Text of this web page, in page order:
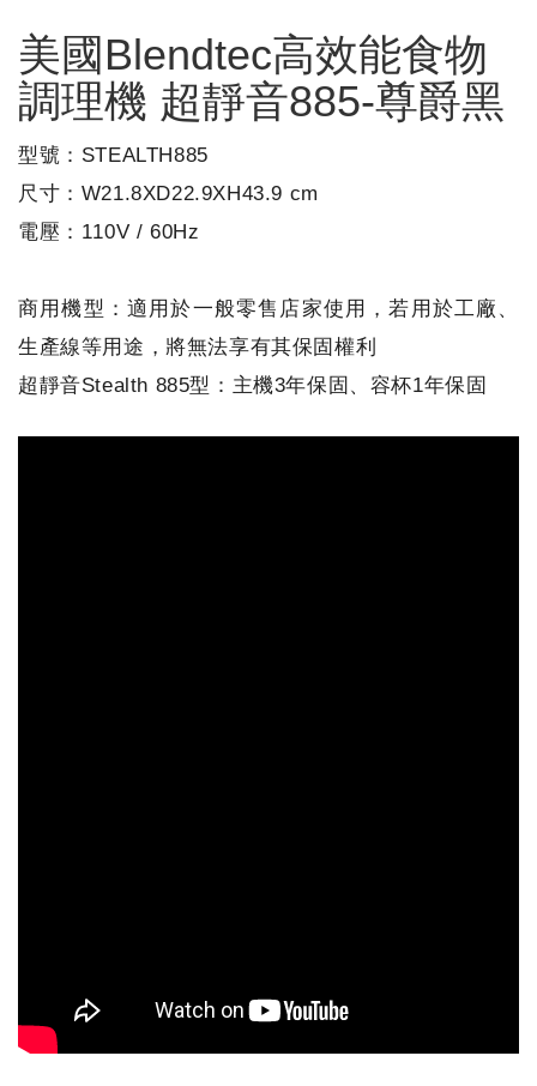
美國Blendtec高效能食物
調理機 超靜音885-尊爵黑
型號：STEALTH885
尺寸：W21.8XD22.9XH43.9 cm
電壓：110V / 60Hz
商用機型：適用於一般零售店家使用，若用於工廠、
生產線等用途，將無法享有其保固權利
超靜音Stealth 885型：主機3年保固、容杯1年保固